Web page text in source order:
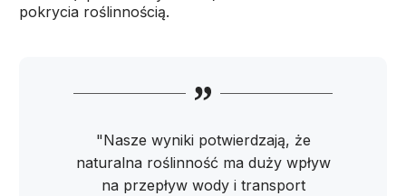
pokrycia roślinnością.
"Nasze wyniki potwierdzają, że
naturalna roślinność ma duży wpływ
na przepływ wody i transport